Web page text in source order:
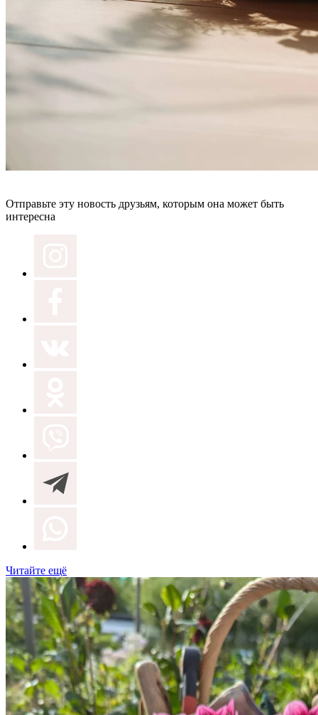
Отправьте эту новость друзьям, которым она может быть
интересна
Читайте ещё